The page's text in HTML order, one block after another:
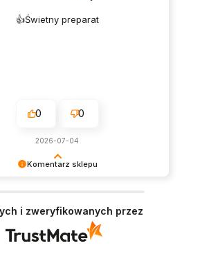
Komentarz sklepu
czas i wysiłek włożony w podzielenie
doświadczeniami. Do
👍️Świetny preparat
0 0
2026-07-04
i zweryfikowanych przez